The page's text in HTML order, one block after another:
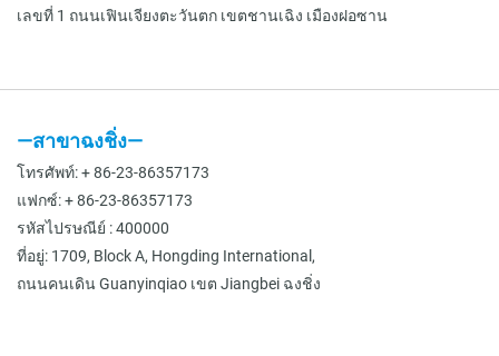
เลขที่ 1 ถนนเฟินเจียงตะวันตก เขตชานเฉิง เมืองฝอซาน
—สาขาฉงชิ่ง—
โทรศัพท์: + 86-23-86357173
แฟกซ์: + 86-23-86357173
รหัสไปรษณีย์ : 400000
ที่อยู่: 1709, Block A, Hongding International,
ถนนคนเดิน Guanyinqiao เขต Jiangbei ฉงชิ่ง